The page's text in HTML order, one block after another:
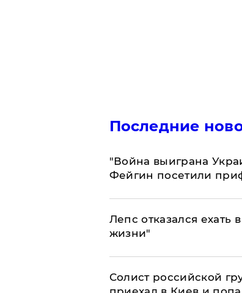
Последние
"Война выиграна
Фейгин посетили
Лепс отказался
жизни"
Солист российской